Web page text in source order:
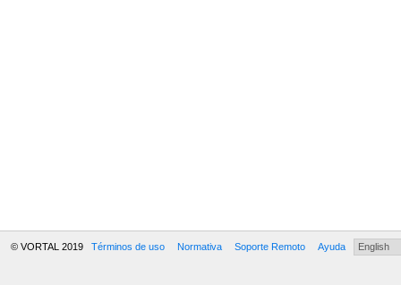
© VORTAL 2019 Términos de uso Normativa Soporte Remoto Ayuda